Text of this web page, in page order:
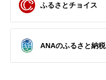
ふるさとチョイス
ANAのふるさと納税